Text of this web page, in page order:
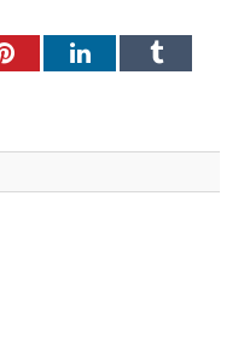
PinterestLinkedInTumblr